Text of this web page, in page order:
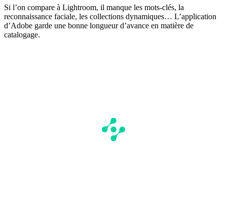
Si l’on compare à Lightroom, il manque les mots-clés, la
reconnaissance faciale, les collections dynamiques… L’application
d’Adobe garde une bonne longueur d’avance en matière de
catalogage.